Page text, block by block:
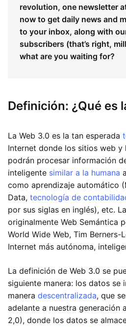
revolution, one newsletter
now to get daily news and
to your inbox, along with
subscribers (that’s right,
what are you waiting for?
Definición: ¿Qué es
La Web 3.0 es la tan esperada
Internet donde los sitios web y
podrán procesar información
inteligente similar a la humana
como aprendizaje automático
Data, tecnología de
por sus siglas en inglés), etc.
originalmente Web Semántica
World Wide Web, Tim Berners-
Internet más autónoma,
La definición de Web 3.0 se
siguiente manera: los datos se
manera descentralizada, que
adelante a nuestra generación
2,0), donde los datos se